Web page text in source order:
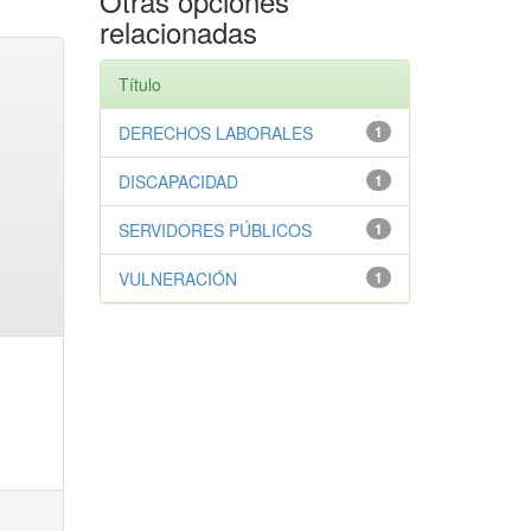
relacionadas
Título
1
DERECHOS LABORALES
1
DISCAPACIDAD
1
SERVIDORES PÚBLICOS
1
VULNERACIÓN